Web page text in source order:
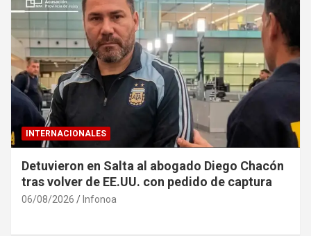
INTERNACIONALES
Detuvieron en Salta al abogado Diego Chacón
tras volver de EE.UU. con pedido de captura
06/08/2026 Infonoa